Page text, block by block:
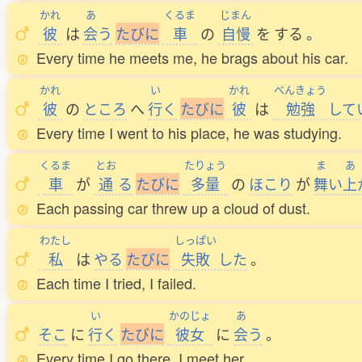
かれ
彼 は
あ
会う たびに
くるま
車 の
じまん
自慢 を する 。
Every time he meets me, he brags about his car.
かれ
彼 の ところ へ
い
行く たびに
かれ
彼 は
べんきょう
勉強 し
Every time I went to his place, he was studying.
くるま
車 が
とお
通 る たびに
たりょう
多量 の ほこり が
ま
舞い
あ
上
Each passing car threw up a cloud of dust.
わたし
私 は やる たびに
しっぱい
失敗 した。
Each time I tried, I failed.
そこ に
い
行く たびに
かのじょ
彼女 に
あ
会う 。